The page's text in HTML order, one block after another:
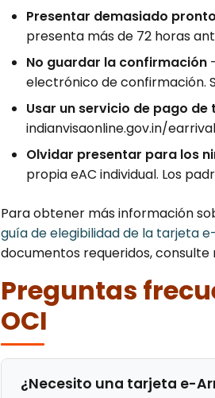
Presentar demasiado pronto
presenta más de 72 horas
No guardar la confirmación
electrónico de confirmación.
Usar un servicio de pago de
indianvisaonline.gov.in/
Olvidar presentar para los
propia eAC individual. Los
Para obtener más información
guía de elegibilidad de la tarjeta
documentos requeridos, consulte
Preguntas
OCI
¿Necesito una tarjeta e-